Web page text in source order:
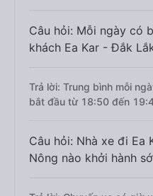
Câu hỏi: Mỗi ngày có
khách Ea Kar - Đắk
Trả lời: Trung bình mỗi
bắt đầu từ 18:50 đến
Câu hỏi: Nhà xe đi Ea
Nông nào khởi hành